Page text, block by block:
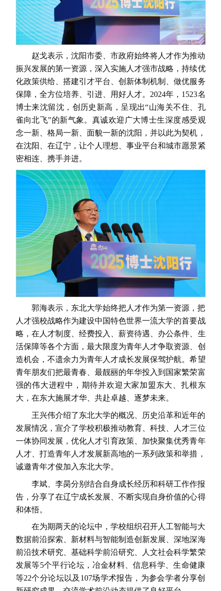
赵戈表示，沈阳市委、市政府始终将人才作为推动
振兴发展的第一资源，深入实施人才强市战略，持续优
化政策供给、搭建引才平台、创新体制机制、做优服务
保障，全方位培养、引进、用好人才。2024年，1523名
博士来沈留沈，创历史新高，呈现出“山海关不住、孔
雀向北飞”的新气象。真诚欢迎广大博士生深度感受观
念一新、格局一新、面貌一新的沈阳，并以此为契机，
在沈阳、在辽宁，让个人理想、事业平台和城市愿景紧
密相连、携手并进。
郭海表示，东北大学始终把人才作为第一资源，把
人才强校战略作为建设中国特色世界一流大学的首要战
略，在人才制度、经费投入、薪资待遇、办公条件、生
活保障等各个方面，最大限度为青年人才争取资源、创
造机会，不遗余力为青年人才成长发展保驾护航。希望
青年朋友们把最青春、最靓丽的年华投入到国家繁荣富
强的伟大进程中，期待并欢迎大家加盟东大、扎根东
大，在东大施展才华、共赴卓越、逐梦未来。
王兴伟介绍了东北大学的概况、历史沿革和近年的
发展情况，宣介了学校积极推动教育、科技、人才三位
一体协同发展，优化人才引育政策、加快聚集优秀青年
人才、打造青年人才发展新高地的一系列政策和举措，
诚邀青年才俊加入东北大学。
李斌、李昺分别结合自身成长经历和科研工作作报
告，分享了在辽宁成长发展、不断实现自身价值的心得
和体悟。
在为期两天的论坛中，学校组织召开人工智能与大
数据前沿探索、新材料与智能制造创新发展、深地深海
前沿技术研究、基础科学前沿研究、人文社会科学繁荣
发展等5个平行论坛，冶金材料、信息科学、生命健康
等22个分论坛以及107场学术报告，为参会学者分享创